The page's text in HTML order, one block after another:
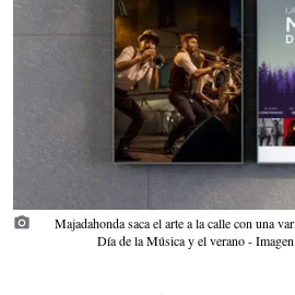
photo_camera
Majadahonda saca el arte a la calle con una
Día de la Música y el verano -